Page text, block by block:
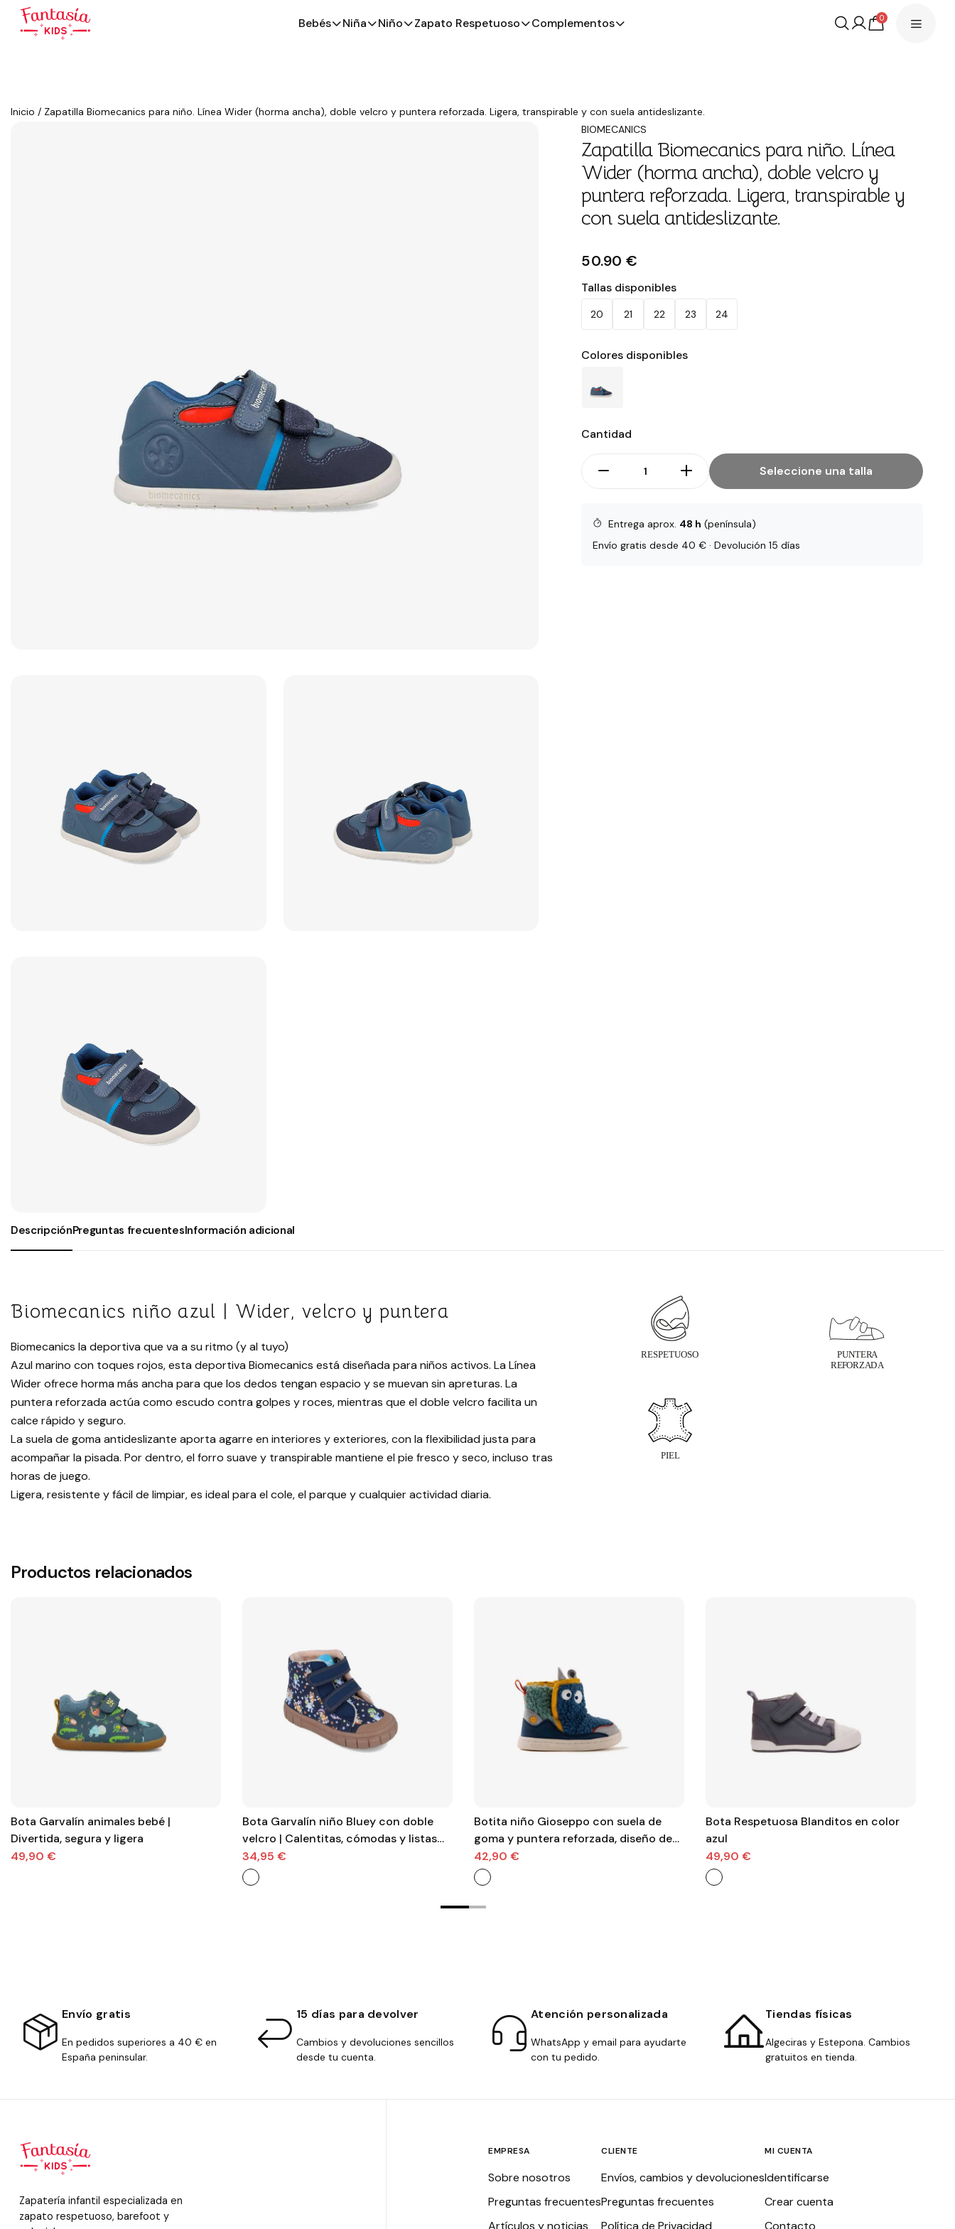
Bebés Niña Niño Zapato Respetuoso Complementos 0
Inicio / Zapatilla Biomecanics para niño. Línea Wider (horma ancha), doble velcro y puntera reforzada. Ligera, transpirable y con suela antideslizante.
BIOMECANICS
Zapatilla Biomecanics para niño. Línea
Wider (horma ancha), doble velcro y
puntera reforzada. Ligera, transpirable y
con suela antideslizante.
50.90 €
Tallas disponibles
20 21 22 23 24
Colores disponibles
Cantidad
Seleccione una talla
Entrega aprox. 48 h (península)
Envío gratis desde 40 € · Devolución 15 días
DescripciónPreguntas frecuentesInformación adicional
Biomecanics niño azul | Wider, velcro y puntera
Biomecanics la deportiva que va a su ritmo (y al tuyo)
Azul marino con toques rojos, esta deportiva Biomecanics está diseñada para niños activos. La Línea
Wider ofrece horma más ancha para que los dedos tengan espacio y se muevan sin apreturas. La
puntera reforzada actúa como escudo contra golpes y roces, mientras que el doble velcro facilita un
calce rápido y seguro.
La suela de goma antideslizante aporta agarre en interiores y exteriores, con la flexibilidad justa para
acompañar la pisada. Por dentro, el forro suave y transpirable mantiene el pie fresco y seco, incluso tras
horas de juego.
Ligera, resistente y fácil de limpiar, es ideal para el cole, el parque y cualquier actividad diaria.
Productos relacionados
Bota Garvalín animales bebé |
Divertida, segura y ligera
49,90 €
Bota Garvalín niño Bluey con doble
velcro | Calentitas, cómodas y listas
para la aventura
34,95 €
Botita niño Gioseppo con suela de
goma y puntera reforzada, diseño de
muñecos
42,90 €
Bota Respetuosa Blanditos en color
azul
49,90 €
Envío gratis
En pedidos superiores a 40 € en
España peninsular.
15 días para devolver
Cambios y devoluciones sencillos
desde tu cuenta.
Atención personalizada
WhatsApp y email para ayudarte
con tu pedido.
Tiendas físicas
Algeciras y Estepona. Cambios
gratuitos en tienda.
Zapatería infantil especializada en
zapato respetuoso, barefoot y
EMPRESA
Sobre nosotros
Preguntas frecuentes
Artículos y noticias
CLIENTE
Envíos, cambios y devoluciones
Preguntas frecuentes
Política de Privacidad
MI CUENTA
Identificarse
Crear cuenta
Contacto